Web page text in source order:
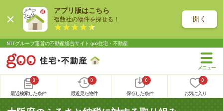
アプリ版はこちら
複数社の物件を探せる！ 開く
NTTグループ運営の不動産総合サイト goo住宅・不動産
0
最近検索した条件
0
最近見た物件
0
保存した条件
0
お気に入り